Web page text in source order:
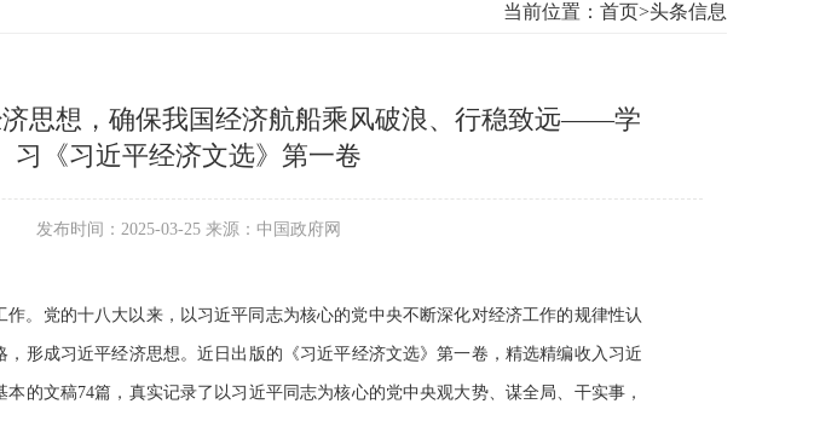
当前位置： 首页>头条信息
思想，确保我国经济航船乘风破浪、行稳致远——学
习《习近平经济文选》第一卷
发布时间：2025-03-25 来源：中国政府网
。党的十八大以来，以习近平同志为核心的党中央不断深化对经济工作的规律性认
形成习近平经济思想。近日出版的《习近平经济文选》第一卷，精选精编收入习近
的文稿74篇，真实记录了以习近平同志为核心的党中央观大势、谋全局、干实事，